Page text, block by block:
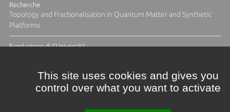
Recherche
Topology and Fractionalisation in Quantum Matter and Synthetic
Platforms
Fundazione di l'Università
This site uses cookies and gives you
control over what you want to activate